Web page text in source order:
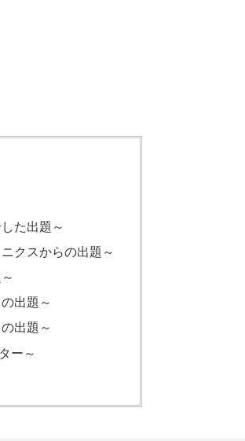
た出題～
クスからの出題～
出題～
出題～
ー～